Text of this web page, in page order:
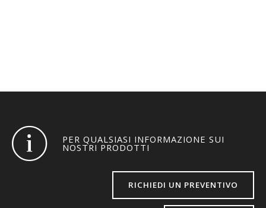
PER QUALSIASI INFORMAZIONE SUI
NOSTRI PRODOTTI
RICHIEDI UN PREVENTIVO